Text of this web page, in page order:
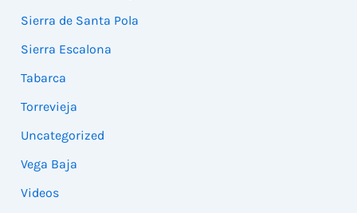
Sierra de Santa Pola
Sierra Escalona
Tabarca
Torrevieja
Uncategorized
Vega Baja
Videos